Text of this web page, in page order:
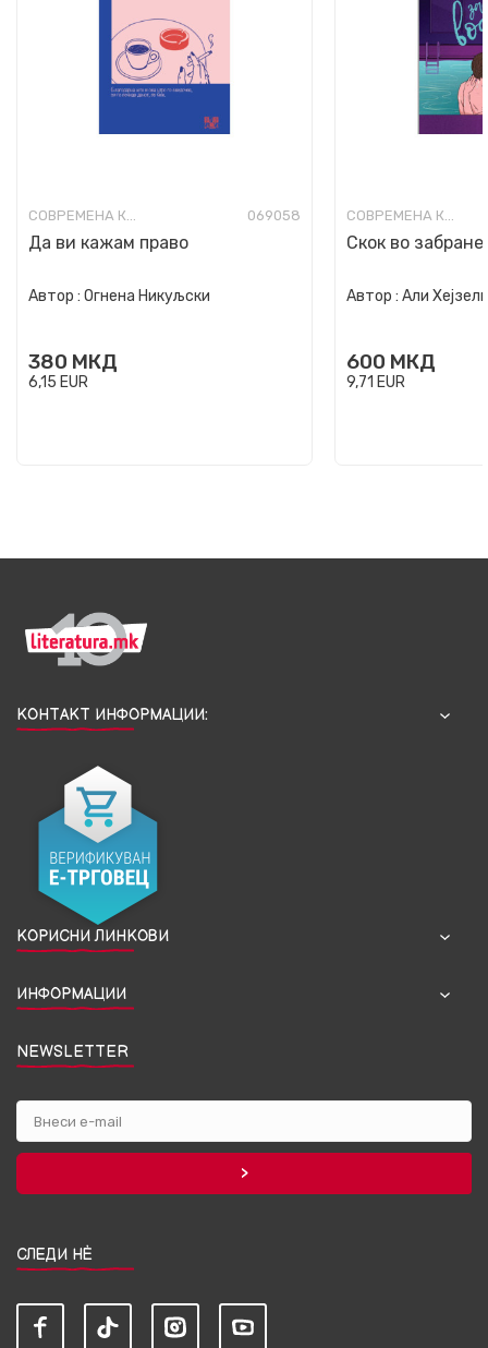
СОВРЕМЕНА КНИЖЕВНОСТ 069058
Да ви кажам право
Автор : Огнена Никуљски
380 МКД
6,15 EUR
СОВРЕМЕНА КНИЖЕВНОСТ
Скок во
Автор : Али
600 МКД
9,71 EUR
КОНТАКТ ИНФОРМАЦИИ:
КОРИСНИ ЛИНКОВИ
ИНФОРМАЦИИ
NEWSLETTER
СЛЕДИ НЀ